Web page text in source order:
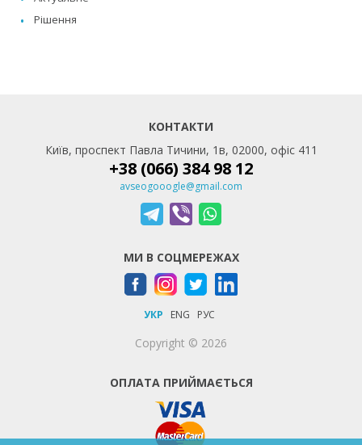
Рішення
КОНТАКТИ
Київ, проспект Павла Тичини, 1в, 02000, офіс 411
+38 (066) 384 98 12
avseogooogle@gmail.com
МИ В СОЦМЕРЕЖАХ
УКР ENG РУС
Copyright © 2026
ОПЛАТА ПРИЙМАЄТЬСЯ